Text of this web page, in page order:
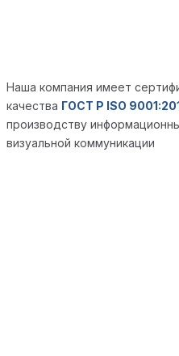
Наша компания имеет
качества ГОСТ Р ISO
производству
визуальной коммуникации